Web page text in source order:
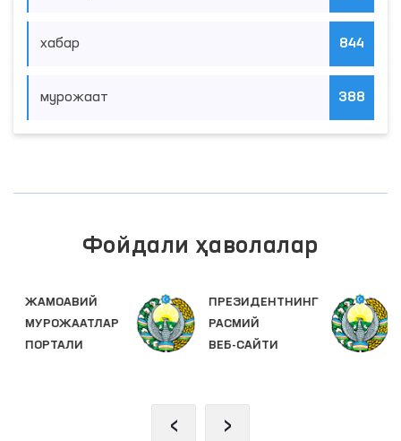
хабар 844
мурожаат 388
Фойдали ҳаволалар
ПРЕЗИДЕНТНИНГ
РАСМИЙ
ВЕБ-САЙТИ
ОЛИЙ МАЖЛИС
ҚОНУНЧИЛИК
ПАЛАТАСИ
‹ ›